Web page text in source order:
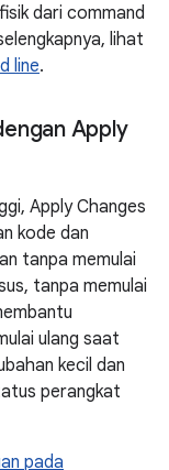
dari command
lihat
line.
Apply
Apply Changes
kode dan
tanpa memulai
tanpa memulai
ulang saat
kecil dan
perangkat
pada